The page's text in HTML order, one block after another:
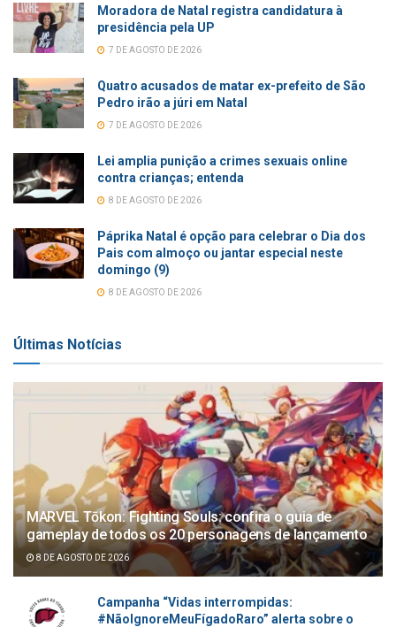
Moradora de Natal registra candidatura à
presidência pela UP
7 DE AGOSTO DE 2026
Quatro acusados de matar ex-prefeito de São
Pedro irão a júri em Natal
7 DE AGOSTO DE 2026
Lei amplia punição a crimes sexuais online
contra crianças; entenda
8 DE AGOSTO DE 2026
Páprika Natal é opção para celebrar o Dia dos
Pais com almoço ou jantar especial neste
domingo (9)
8 DE AGOSTO DE 2026
Últimas Notícias
MARVEL Tōkon: Fighting Souls: confira o guia de
gameplay de todos os 20 personagens de lançamento
8 DE AGOSTO DE 2026
Campanha “Vidas interrompidas:
#NãoIgnoreMeuFígadoRaro” alerta sobre o